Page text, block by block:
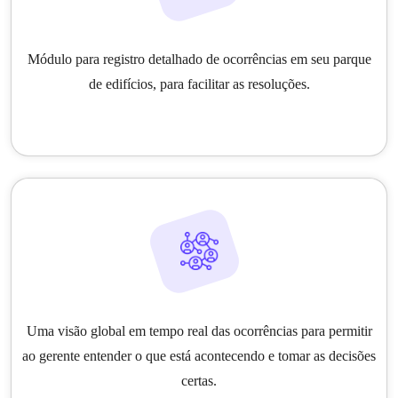
Módulo para registro detalhado de ocorrências em seu parque
de edifícios, para facilitar as resoluções.
Uma visão global em tempo real das ocorrências para permitir
ao gerente entender o que está acontecendo e tomar as decisões
certas.